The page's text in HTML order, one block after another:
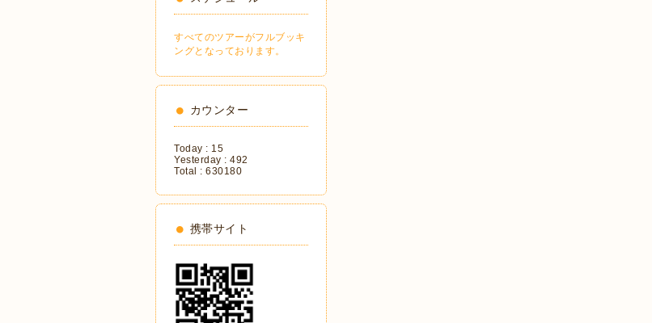
すべてのツアーがフルブッキ
ングとなっております。
カウンター
Today : 15
Yesterday : 492
Total : 630180
携帯サイト